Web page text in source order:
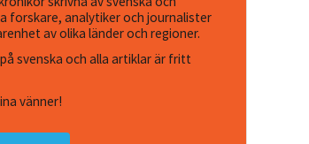
forskare, analytiker och journalister
av olika länder och regioner.
svenska och alla artiklar är fritt
vänner!